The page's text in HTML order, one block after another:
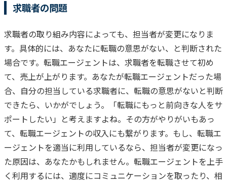
求職者の問題
求職者の取り組み内容によっても、担当者が変更になりま
す。 具体的には、あなたに転職の意思がない、と判断された
場合です。 転職エージェントは、求職者を転職させて初め
て、売上が上がります。 あなたが転職エージェントだった場
合、自分の担当している求職者に、転職の意思がないと判断
できたら、いかがでしょう。
「転職にもっと前向きな人をサ
ポートしたい」と考えますよね。 その方がやりがいもあっ
て、転職エージェントの収入にも繋がります。 もし、転職エ
ージェントを適当に利用しているなら、担当者が変更になっ
た原因は、あなたかもしれません。 転職エージェントを上手
く利用するには、適度にコミュニケーションを取ったり、相